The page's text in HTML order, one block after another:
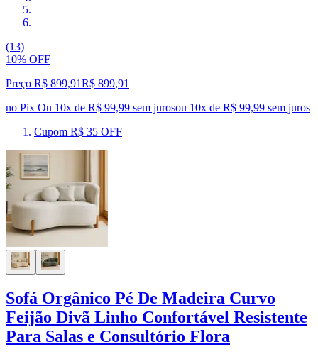
(13)
10% OFF
Preço R$ 899,91R$ 899,91
no Pix Ou 10x de R$ 99,99 sem jurosou 10x de R$ 99,99 sem juros
Cupom R$ 35 OFF
Sofá Orgânico Pé De Madeira Curvo
Feijão Divã Linho Confortável Resistente
Para Salas e Consultório Flora